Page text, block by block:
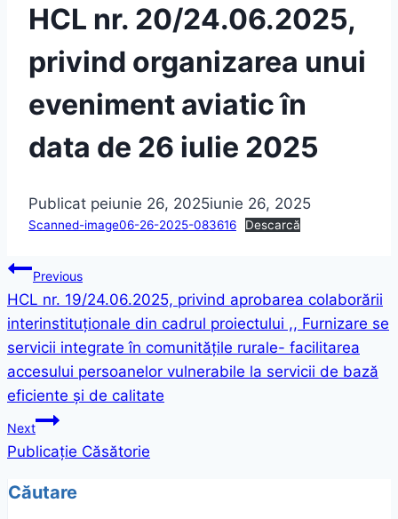
HCL nr. 20/24.06.2025,
privind organizarea unui
eveniment aviatic în
data de 26 iulie 2025
Publicat peiunie 26, 2025iunie 26, 2025
Scanned-image06-26-2025-083616 Descarcă
Navigare
în
articole
Previous
HCL nr. 19/24.06.2025, privind aprobarea colaborării
interinstituționale din cadrul proiectului ,, Furnizare se
servicii integrate în comunitățile rurale- facilitarea
accesului persoanelor vulnerabile la servicii de bază
eficiente și de calitate
Next
Publicație Căsătorie
Căutare